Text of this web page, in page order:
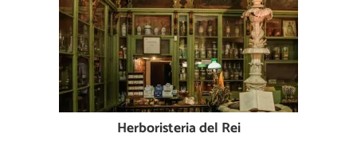
Herboristeria del Rei